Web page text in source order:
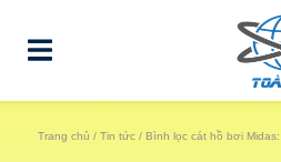
Trang chủ / Tin tức / Bình lọc cát hồ bơi